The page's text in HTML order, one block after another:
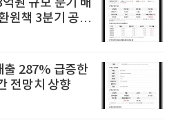
원 규모 분기 배
원책 3분기 공
출 287% 급증한
전망치 상향